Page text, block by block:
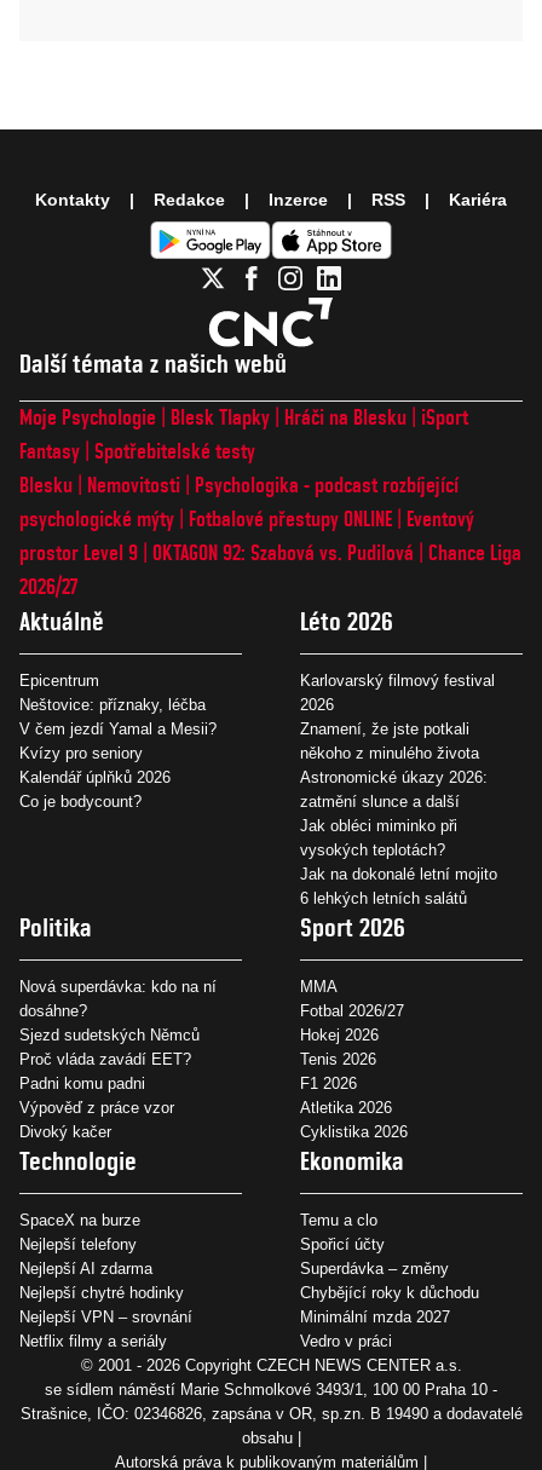
Další témata z našich webů
Moje Psychologie Blesk Tlapky Hráči na Blesku
iSport
Fantasy Spotřebitelské testy
Blesku
Nemovitosti
Psychologika - podcast rozbíjející
psychologické mýty
Fotbalové přestupy ONLINE
Eventový
prostor Level 9 OKTAGON 92: Szabová vs. Pudilová
Chance Liga
2026/27
Aktuálně
Epicentrum
Neštovice: příznaky, léčba
V čem jezdí Yamal a Mesii?
Kvízy pro seniory
Kalendář úplňků 2026
Co je bodycount?
Léto 2026
Karlovarský filmový festival
2026
Znamení, že jste potkali
někoho z minulého života
Astronomické úkazy 2026:
zatmění slunce a další
Jak obléci miminko při
vysokých teplotách?
Jak na dokonalé letní mojito
6 lehkých letních salátů
Politika
Nová superdávka: kdo na ní
dosáhne?
Sjezd sudetských Němců
Proč vláda zavádí EET?
Padni komu padni
Výpověď z práce vzor
Divoký kačer
Sport 2026
MMA
Fotbal 2026/27
Hokej 2026
Tenis 2026
F1 2026
Atletika 2026
Cyklistika 2026
Technologie
SpaceX na burze
Nejlepší telefony
Nejlepší AI zdarma
Nejlepší chytré hodinky
Nejlepší VPN – srovnání
Netflix filmy a seriály
Ekonomika
Temu a clo
Spořicí účty
Superdávka – změny
Chybějící roky k důchodu
Minimální mzda 2027
Vedro v práci
Kontakty Redakce Inzerce RSS Kariéra
© 2001 - 2026 Copyright CZECH NEWS CENTER a.s.
se sídlem náměstí Marie Schmolkové 3493/1, 100 00 Praha 10 -
Strašnice, IČO: 02346826, zapsána v OR, sp.zn. B 19490 a dodavatelé
obsahu
Autorská práva k publikovaným materiálům